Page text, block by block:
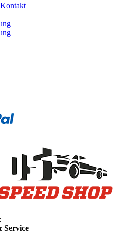
Service